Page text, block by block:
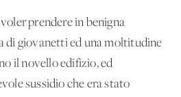
prendere in benigna
di giovanetti ed una moltitudine
il novello edifizio, ed
sussidio che era stato